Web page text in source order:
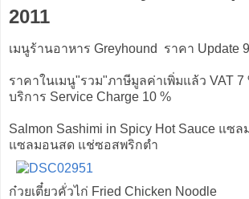
2011
เมนูร้านอาหาร Greyhound ราคา Update
ราคาในเมนู"รวม"ภาษีมูลค่าเพิ่มแล้ว VAT 7
บริการ Service Charge 10 %
Salmon Sashimi in Spicy Hot Sauce แซ
แซลมอนสด แช่ซอสพริกตำ
ก๋วยเตี๋ยวคั่วไก่ Fried Chicken Noodle